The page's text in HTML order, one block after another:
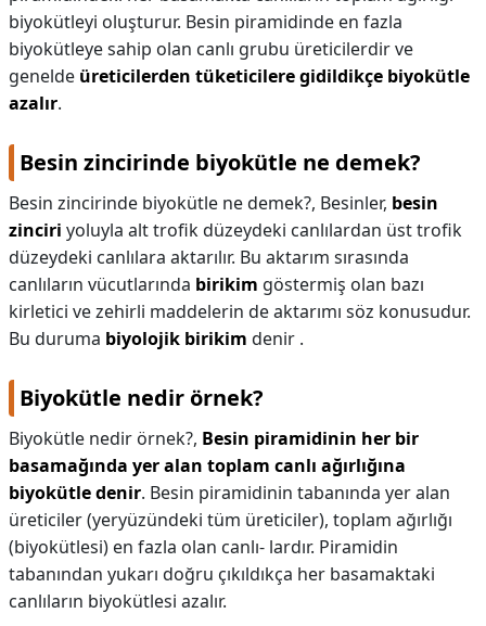
biyokütleyi oluşturur. Besin piramidinde en fazla
biyokütleye sahip olan canlı grubu üreticilerdir ve
genelde üreticilerden tüketicilere gidildikçe biyokütle
azalır.
Besin zincirinde biyokütle ne demek?
Besin zincirinde biyokütle ne demek?, Besinler, besin
zinciri yoluyla alt trofik düzeydeki canlılardan üst trofik
düzeydeki canlılara aktarılır. Bu aktarım sırasında
canlıların vücutlarında birikim göstermiş olan bazı
kirletici ve zehirli maddelerin de aktarımı söz konusudur.
Bu duruma biyolojik birikim denir .
Biyokütle nedir örnek?
Biyokütle nedir örnek?, Besin piramidinin her bir
basamağında yer alan toplam canlı ağırlığına
biyokütle denir. Besin piramidinin tabanında yer alan
üreticiler (yeryüzündeki tüm üreticiler), toplam ağırlığı
(biyokütlesi) en fazla olan canlı- lardır. Piramidin
tabanından yukarı doğru çıkıldıkça her basamaktaki
canlıların biyokütlesi azalır.